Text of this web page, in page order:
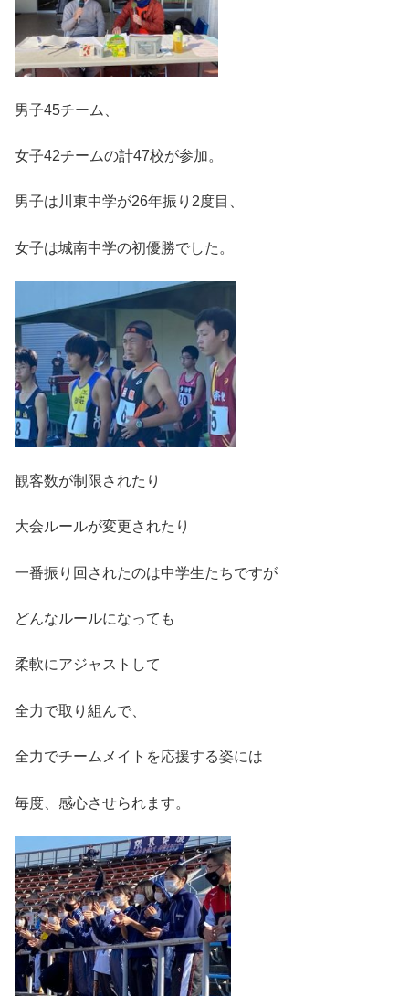
男子45チーム、
女子42チームの計47校が参加。
男子は川東中学が26年振り2度目、
女子は城南中学の初優勝でした。
観客数が制限されたり
大会ルールが変更されたり
一番振り回されたのは中学生たちですが
どんなルールになっても
柔軟にアジャストして
全力で取り組んで、
全力でチームメイトを応援する姿には
毎度、感心させられます。